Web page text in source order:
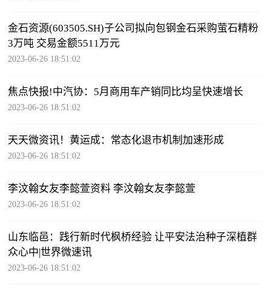
金石资源(603505.SH)子公司拟向包钢金石采购萤石精粉
3万吨 交易金额5511万元
2023-06-26 18:51:02
焦点快报!中汽协：5月商用车产销同比均呈快速增长
2023-06-26 18:51:02
天天微资讯！黄运成：常态化退市机制加速形成
2023-06-26 18:51:02
李汶翰女友李懿萱资料 李汶翰女友李懿萱
2023-06-26 18:51:02
山东临邑：践行新时代枫桥经验 让平安法治种子深植群
众心中|世界微速讯
2023-06-26 18:51:02